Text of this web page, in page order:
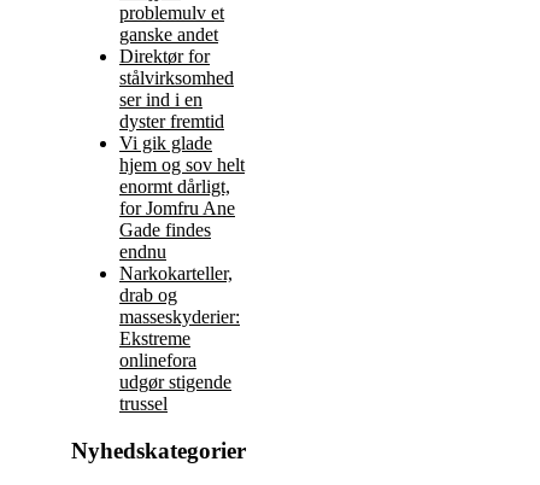
problemulv et
ganske andet
Direktør for
stålvirksomhed
ser ind i en
dyster fremtid
Vi gik glade
hjem og sov helt
enormt dårligt,
for Jomfru Ane
Gade findes
endnu
Narkokarteller,
drab og
masseskyderier:
Ekstreme
onlinefora
udgør stigende
trussel
Nyhedskategorier